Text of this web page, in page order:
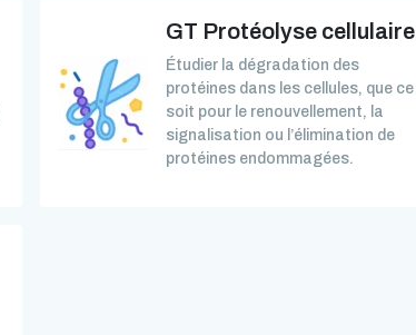
GT Protéolyse cellulaire
Étudier la dégradation des
protéines dans les cellules, que ce
soit pour le renouvellement, la
signalisation ou l’élimination de
protéines endommagées.